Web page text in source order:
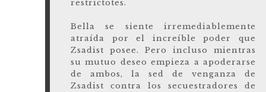
restrictotes.
Bella se siente irremediablemente
atraída por el increíble poder que
Zsadist posee. Pero incluso mientras
su mutuo deseo empieza a apoderarse
de ambos, la sed de venganza de
Zsadist contra los secuestradores de